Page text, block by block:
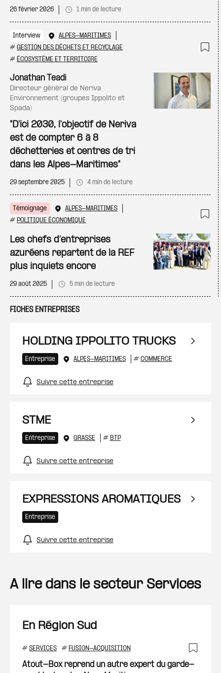
26 février 2026 1 min de lecture
Interview
ALPES-MARITIMES
# GESTION DES DÉCHETS ET RECYCLAGE
# ÉCOSYSTÈME ET TERRITOIRE
Jonathan Teadi
directeur général de Neriva
Environnement (groupes Ippolito et
Spada)
"D'ici 2030, l'objectif de Neriva
est de compter 6 à 8
déchetteries et centres de tri
dans les Alpes-Maritimes"
29 septembre 2025 4 min de lecture
Témoignage
ALPES-MARITIMES
# POLITIQUE ÉCONOMIQUE
Les chefs d’entreprises
azuréens repartent de la REF
plus inquiets encore
29 août 2025 5 min de lecture
FICHES ENTREPRISES
HOLDING IPPOLITO TRUCKS
Entreprise ALPES-MARITIMES # COMMERCE
Suivre cette entreprise
STME
Entreprise GRASSE # BTP
Suivre cette entreprise
EXPRESSIONS AROMATIQUES
Entreprise
Suivre cette entreprise
A lire dans le secteur Services
En Région Sud
# SERVICES # FUSION-ACQUISITION
Atout-Box reprend un autre expert du garde-